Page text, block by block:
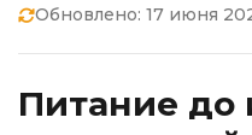
Обновлено: 17 июня
Питание до